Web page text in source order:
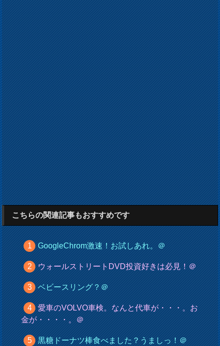
こちらの関連記事もおすすめです
GoogleChrom激速！お試しあれ。＠
ウォールストリートDVD投資好きは必見！＠
ベビースリング？＠
愛車のVOLVO車検。なんと代車が・・・。お
金が・・・・。＠
黒糖ドーナツ棒食べました？うましっ！＠